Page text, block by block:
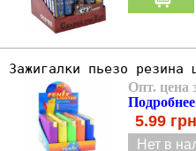
Зажигалки пьезо резина
Опт. цена
5.99
Нет в